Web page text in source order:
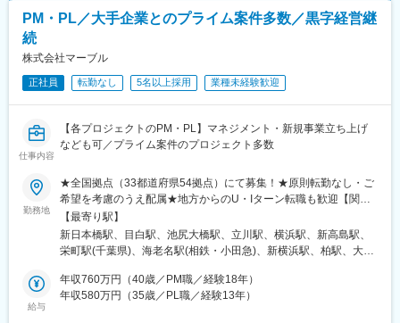
PM・PL／大手企業とのプライム案件多数／黒字経営継
続
株式会社マーブル
正社員 転勤なし 5名以上採用 業種未経験歓迎
仕事内容
【各プロジェクトのPM・PL】マネジメント・新規事業立ち上げ
なども可／プライム案件のプロジェクト多数
勤務地
★全国拠点（33都道府県54拠点）にて募集！★原則転勤なし・ご
希望を考慮のうえ配属★地方からのU・Iターン転職も歓迎【関東
／20拠点】東京都、神奈川県、埼玉県、千葉県、茨城県、群馬
県、栃木県、山梨県【北海道／1拠点】北海道札幌市【東北／4拠
点】岩手県、宮城県、山形県、福島県【中部／12拠点】新潟県、
点】滋賀県、京都府、大阪府、兵庫県【中国／4拠点】岡山県、広
島県、山口県【四国／3拠点】香川県、徳島県、愛媛県【九州／4
【最寄り駅】
新日本橋駅、目白駅、池尻大橋駅、立川駅、横浜駅、新高島駅、
栄町駅(千葉県)、海老名駅(相鉄・小田急)、新横浜駅、柏駅、大宮
駅、熊谷駅、高崎駅、太田駅(群馬県)、大通駅、盛岡駅、宮城野通
駅、山形駅、郡山駅(福島県)、新潟駅、市役所前駅(長野県)、松本
給与
年収760万円（40歳／PM職／経験18年）
年収580万円（35歳／PL職／経験13年）